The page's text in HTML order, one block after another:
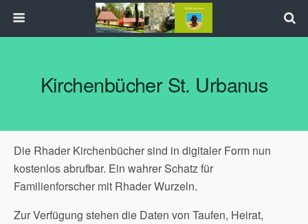
Kirchenbücher St. Urbanus
Die Rhader Kirchenbücher sind in digitaler Form nun
kostenlos abrufbar. Ein wahrer Schatz für
Familienforscher mit Rhader Wurzeln.
Zur Verfügung stehen die Daten von Taufen, Heirat,